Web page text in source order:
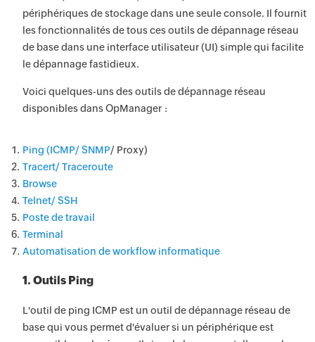
périphériques de stockage dans une seule console. Il fournit
les fonctionnalités de tous ces outils de dépannage réseau
de base dans une interface utilisateur (UI) simple qui facilite
le dépannage fastidieux.
Voici quelques-uns des outils de dépannage réseau
disponibles dans OpManager :
Ping (ICMP/SNMP/ Proxy)
Tracert/ Traceroute
Browse
Telnet/ SSH
Poste de travail
Terminal
Automatisation de workflow informatique
1. Outils Ping
L'outil de ping ICMP est un outil de dépannage réseau de
base qui vous permet d'évaluer si un périphérique est